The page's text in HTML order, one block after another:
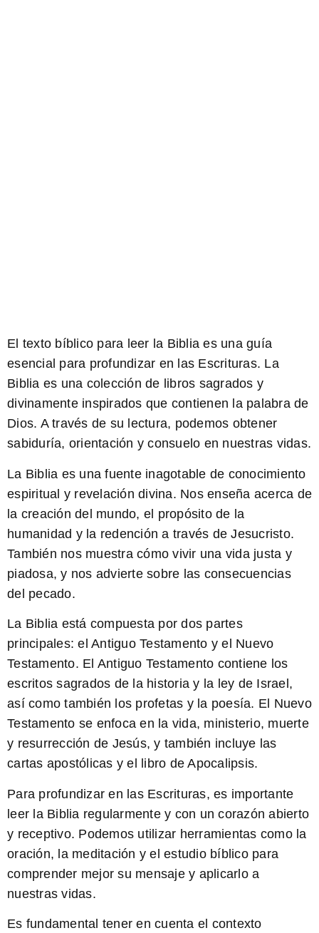
El texto bíblico para leer la Biblia es una guía
esencial para profundizar en las Escrituras. La
Biblia es una colección de libros sagrados y
divinamente inspirados que contienen la palabra de
Dios. A través de su lectura, podemos obtener
sabiduría, orientación y consuelo en nuestras vidas.
La Biblia es una fuente inagotable de conocimiento
espiritual y revelación divina. Nos enseña acerca de
la creación del mundo, el propósito de la
humanidad y la redención a través de Jesucristo.
También nos muestra cómo vivir una vida justa y
piadosa, y nos advierte sobre las consecuencias
del pecado.
La Biblia está compuesta por dos partes
principales: el Antiguo Testamento y el Nuevo
Testamento. El Antiguo Testamento contiene los
escritos sagrados de la historia y la ley de Israel,
así como también los profetas y la poesía. El Nuevo
Testamento se enfoca en la vida, ministerio, muerte
y resurrección de Jesús, y también incluye las
cartas apostólicas y el libro de Apocalipsis.
Para profundizar en las Escrituras, es importante
leer la Biblia regularmente y con un corazón abierto
y receptivo. Podemos utilizar herramientas como la
oración, la meditación y el estudio bíblico para
comprender mejor su mensaje y aplicarlo a
nuestras vidas.
Es fundamental tener en cuenta el contexto